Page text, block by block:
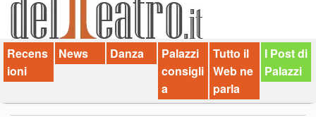
Contatti
dT in English
Recens
ioni
News Danza
Palazzi
consigli
a
Tutto il
Web ne
parla
I Post di
Palazzi